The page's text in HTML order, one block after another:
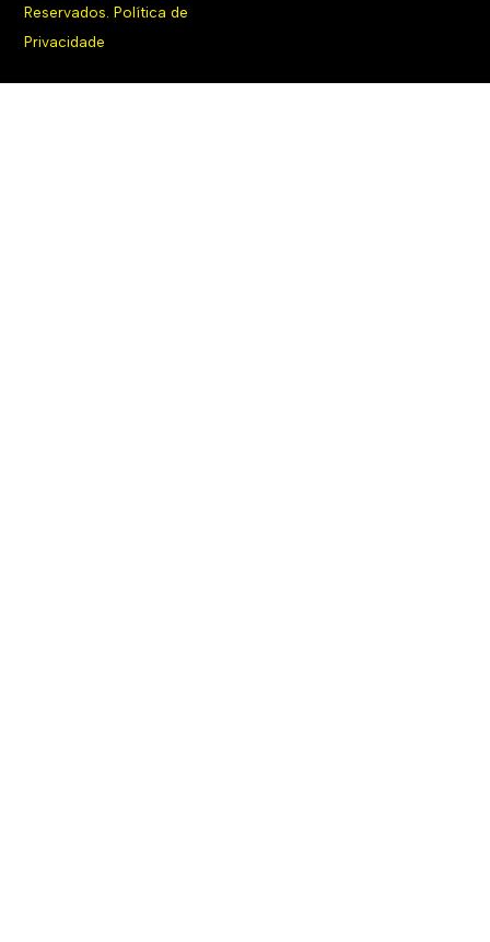
Reservados.Política de
Privacidade